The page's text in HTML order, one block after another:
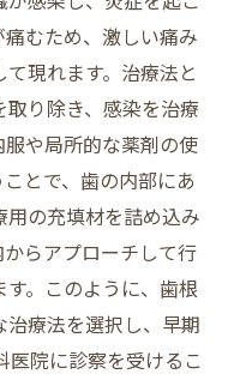
むため、激しい痛み
現れます。治療法と
り除き、感染を治療
や局所的な薬剤の使
とで、歯の内部にあ
の充填材を詰め込み
らアプローチして行
。このように、歯根
療法を選択し、早期
医院に診察を受けるこ